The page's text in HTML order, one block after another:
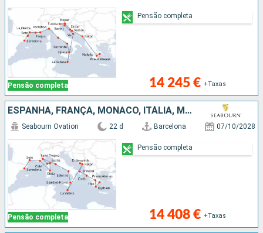
Pensão completa 14 245 € +Taxas
Pensão completa
ESPANHA, FRANÇA, MÔNACO, ITÁLIA, MALTA, MONTENEGRO, CROÁCIA, GRÉCIA
Pensão completa
Seabourn Ovation 22 d Barcelona 07/10/2028
14 408 € +Taxas
Pensão completa